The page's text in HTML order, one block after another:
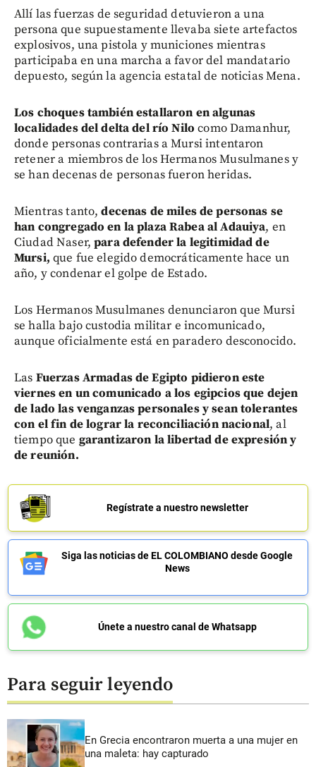
Allí las fuerzas de seguridad detuvieron a una
persona que supuestamente llevaba siete artefactos
explosivos, una pistola y municiones mientras
participaba en una marcha a favor del mandatario
depuesto, según la agencia estatal de noticias Mena.
Los choques también estallaron en algunas
localidades del delta del río Nilo como Damanhur,
donde personas contrarias a Mursi intentaron
retener a miembros de los Hermanos Musulmanes y
se han decenas de personas fueron heridas.
Mientras tanto,decenas de miles de personas se
han congregado en la plaza Rabea al Adauiya, en
Ciudad Naser,para defender la legitimidad de
Mursi, que fue elegido democráticamente hace un
año, y condenar el golpe de Estado.
Los Hermanos Musulmanes denunciaron que Mursi
se halla bajo custodia militar e incomunicado,
aunque oficialmente está en paradero desconocido.
Las Fuerzas Armadas de Egipto pidieron este
viernes en un comunicado a los egipcios que dejen
de lado las venganzas personales y sean tolerantes
con el fin de lograr la reconciliación nacional, al
tiempo que garantizaron la libertad de expresión y
de reunión.
Regístrate a nuestro newsletter
Siga las noticias de EL COLOMBIANO desde Google
News
Únete a nuestro canal de Whatsapp
Para seguir leyendo
En Grecia encontraron muerta a una mujer en
una maleta: hay capturado